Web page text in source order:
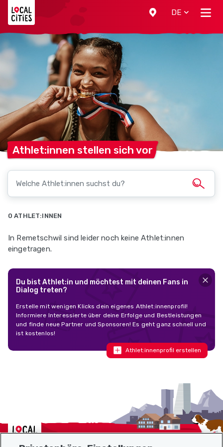
DE
Athlet:innen stellen sich vor
0 ATHLET:INNEN
In Remetschwil sind leider noch keine Athlet:innen
eingetragen.
Du bist Athlet:in und möchtest mit deinen Fans in
Dialog treten?
Erstelle mit wenigen Klicks dein eigenes Athlet:innenprofil!
Informiere Interessierte über deine Erfolge und Bestleistungen
und finde neue Partner und Sponsoren! Es geht ganz schnell und
ist kostenlos!
Athlet:innenprofil erstellen
Localcities